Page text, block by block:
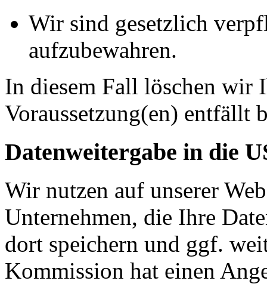
Wir sind gesetzlich
aufzubewahren.
In diesem Fall löschen wir
Voraussetzung(en) entfällt
Datenweitergabe in die
Wir nutzen auf unserer
Unternehmen, die Ihre
dort speichern und ggf.
Kommission hat einen